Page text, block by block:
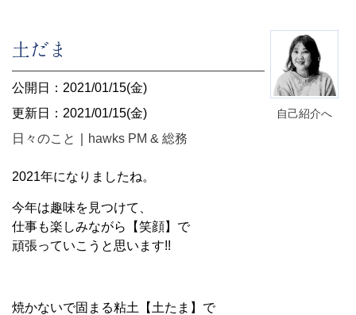
自己紹介へ
土だま
公開日：2021/01/15(金)
更新日：2021/01/15(金)
日々のこと
hawks PM & 総務
2021年になりましたね。
今年は趣味を見つけて、
仕事も楽しみながら【笑顔】で
頑張っていこうと思います!!
焼かないで固まる粘土【土たま】で